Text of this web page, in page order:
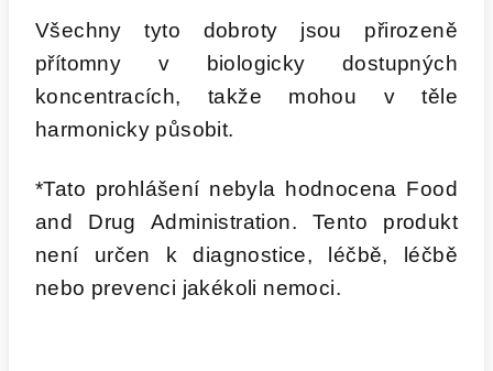
Všechny tyto dobroty jsou přirozeně
přítomny v biologicky dostupných
koncentracích, takže mohou v těle
harmonicky působit.
*Tato prohlášení nebyla hodnocena Food
and Drug Administration. Tento produkt
není určen k diagnostice, léčbě, léčbě
nebo prevenci jakékoli nemoci.